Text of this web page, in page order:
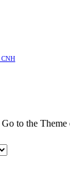
CNH
to the